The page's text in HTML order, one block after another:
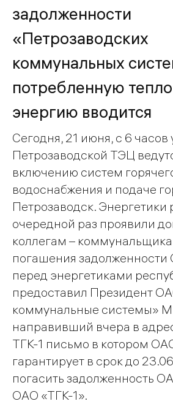
задолженности
«Петрозаводских
коммунальных
потребленную
энергию вводится
Сегодня, 21 июня, с 6 часов
Петрозаводской ТЭЦ
включению систем
водоснабжения и подаче
Петрозаводск. Энергетики
очередной раз проявили
коллегам –
погашения
перед энергетиками
предоставил Президент
коммунальные системы»
направивший вчера в
ТГК-1 письмо в котором
гарантирует в срок до
погасить задолженность
ОАО «ТГК-1».